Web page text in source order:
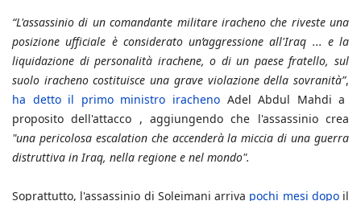
“L'assassinio di un comandante militare iracheno che riveste una
posizione ufficiale è considerato un’aggressione all'Iraq ... e la
liquidazione di personalità irachene, o di un paese fratello, sul
suolo iracheno costituisce una grave violazione della sovranità”,
ha detto il primo ministro iracheno Adel Abdul Mahdi a
proposito dell'attacco , aggiungendo che l'assassinio crea
"una pericolosa escalation che accenderà la miccia di una guerra
distruttiva in Iraq, nella regione e nel mondo".
Soprattutto, l'assassinio di Soleimani arriva pochi mesi dopoil